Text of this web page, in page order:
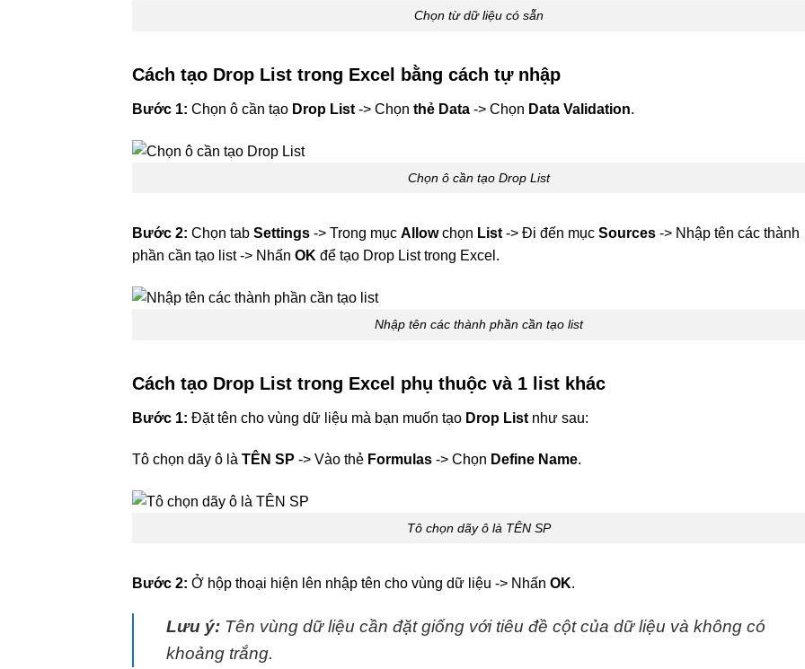
Chọn từ dữ liệu có sẵn
Cách tạo Drop List trong Excel bằng cách tự nhập
Bước 1: Chọn ô cần tạo Drop List -> Chọn thẻ Data -> Chọn Data Validation.
Chọn ô cần tạo Drop List
Bước 2: Chọn tab Settings -> Trong mục Allowchọn List-> Đi đến mục Sources -> Nhập tên các thành
phần cần tạo list -> Nhấn OK để tạo Drop List trong Excel.
Nhập tên các thành phần cần tạo list
Cách tạo Drop List trong Excel phụ thuộc và 1 list khác
Bước 1: Đặt tên cho vùng dữ liệu mà bạn muốn tạo Drop List như sau:
Tô chọn dãy ô là TÊN SP -> Vào thẻ Formulas -> Chọn Define Name.
Tô chọn dãy ô là TÊN SP
Bước 2: Ở hộp thoại hiện lên nhập tên cho vùng dữ liệu -> Nhấn OK.
Lưu ý: Tên vùng dữ liệu cần đặt giống với tiêu đề cột của dữ liệu và không có
khoảng trắng.